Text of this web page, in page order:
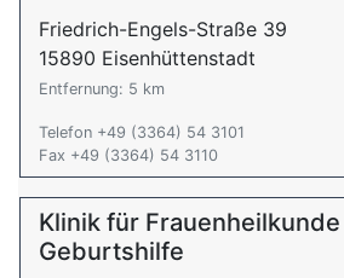
Friedrich-Engels-Straße 39
15890 Eisenhüttenstadt
Entfernung: 5 km
Telefon +49 (3364) 54 3101
Fax +49 (3364) 54 3110
Klinik für
Geburtshilfe